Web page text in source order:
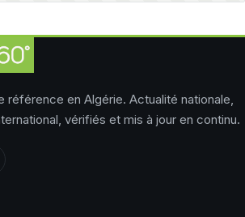
référence en Algérie. Actualité nationale,
vérifiés et mis à jour en continu.